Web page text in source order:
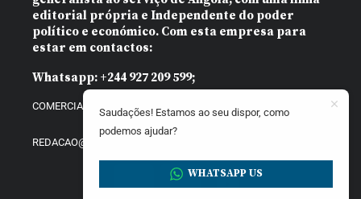
editorial própria e Independente do poder
político e económico. Com esta empresa para
estar em contactos:
Whatsapp: +244 927 209 599;
COMERCIAL@DIARIOINDEPENDENTE.INFO
REDACAO@DIARIOINDEPENDENTE.INFO
Saudações! Estamos ao seu dispor, como
podemos ajudar?
WHATSAPP US